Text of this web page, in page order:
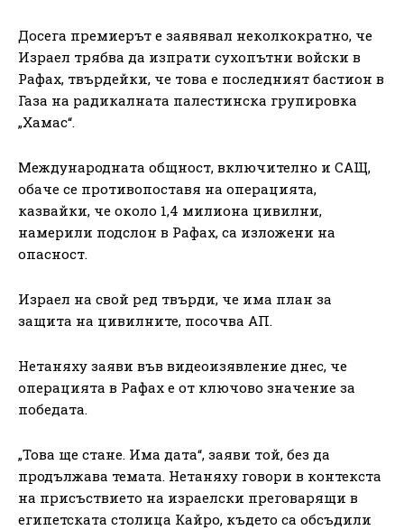
Досега премиерът е заявявал неколкократно, че
Израел трябва да изпрати сухопътни войски в
Рафах, твърдейки, че това е последният бастион в
Газа на радикалната палестинска групировка
„Хамас“.
Международната общност, включително и САЩ,
обаче се противопоставя на операцията,
казвайки, че около 1,4 милиона цивилни,
намерили подслон в Рафах, са изложени на
опасност.
Израел на свой ред твърди, че има план за
защита на цивилните, посочва АП.
Нетаняху заяви във видеоизявление днес, че
операцията в Рафах е от ключово значение за
победата.
„Това ще стане. Има дата“, заяви той, без да
продължава темата. Нетаняху говори в контекста
на присъствието на израелски преговарящи в
египетската столица Кайро, където са обсъдили